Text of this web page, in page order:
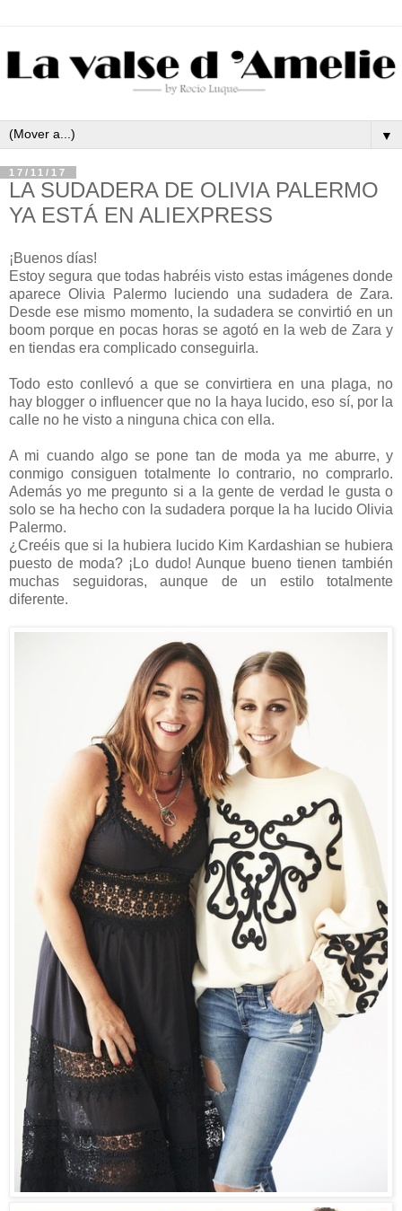
▼
17/11/17
LA SUDADERA DE OLIVIA PALERMO
YA ESTÁ EN ALIEXPRESS
¡Buenos días!
Estoy segura que todas habréis visto estas imágenes donde
aparece Olivia Palermo luciendo una sudadera de Zara.
Desde ese mismo momento, la sudadera se convirtió en un
boom porque en pocas horas se agotó en la web de Zara y
en tiendas era complicado conseguirla.
Todo esto conllevó a que se convirtiera en una plaga, no
hay blogger o influencer que no la haya lucido, eso sí, por la
calle no he visto a ninguna chica con ella.
A mi cuando algo se pone tan de moda ya me aburre, y
conmigo consiguen totalmente lo contrario, no comprarlo.
Además yo me pregunto si a la gente de verdad le gusta o
solo se ha hecho con la sudadera porque la ha lucido Olivia
Palermo.
¿Creéis que si la hubiera lucido Kim Kardashian se hubiera
puesto de moda? ¡Lo dudo! Aunque bueno tienen también
muchas seguidoras, aunque de un estilo totalmente
diferente.